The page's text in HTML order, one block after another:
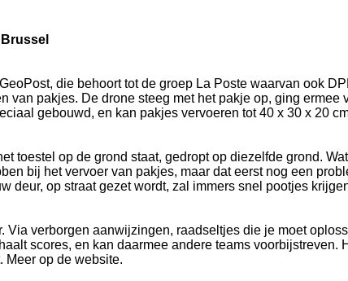
die behoort tot de groep La Poste waarvan ook
van pakjes. De drone steeg met het pakje op, ging ermee
gebouwd, en kan pakjes vervoeren tot 40 x 30 x 20
toestel op de grond staat, gedropt op diezelfde grond.
bij het vervoer van pakjes, maar dat eerst nog een
deur, op straat gezet wordt, zal immers snel pootjes
Via verborgen aanwijzingen, raadseltjes die je moet
scores, en kan daarmee andere teams voorbijstreven.
Meer op de website.